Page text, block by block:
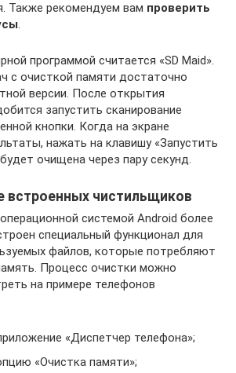
Также рекомендуем вам проверить
.
программой считается «SD Maid».
с очисткой памяти достаточно
версии. После открытия
запустить сканирование
кнопки. Когда на экране
нажать на клавишу «Запустить
очищена через пару секунд.
встроенных чистильщиков
системой Android более
специальный функционал для
файлов, которые потребляют
Процесс очистки можно
на примере телефонов
«Диспетчер телефона»;
«Очистка памяти»;